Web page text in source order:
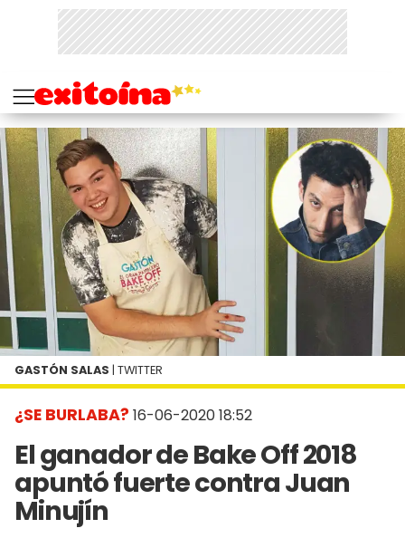
¿SE BURLABA? 16-06-2020 18:52
El ganador de Bake Off 2018
apuntó fuerte contra Juan
Minujín
GASTÓN SALAS | TWITTER